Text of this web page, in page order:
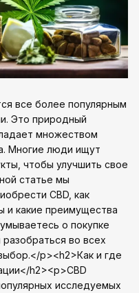
все более популярным
Это природный
множеством
Многие люди ищут
чтобы улучшить свое
статье мы
CBD, как
и какие преимущества
о покупке
во всех
p><h2>Как и где
h2><p>CBD
исследуемых